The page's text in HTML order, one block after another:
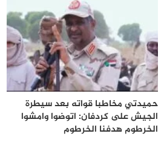
حميدتي مخاطبا قواته بعد سيطرة
الجيش على كردفان: اتوضوا وامشوا
الخرطوم هدفنا الخرطوم